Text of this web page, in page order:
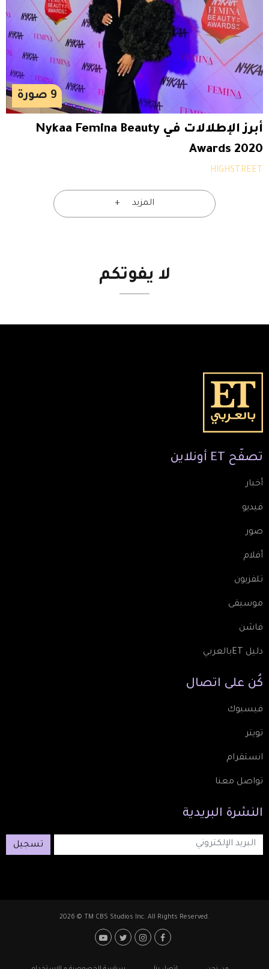
9 صورة
أبرز الإطلالات في Nykaa Femina Beauty
Awards 2020
HIGHSTREET
المزيد
لا يفوتكم
تصفّح ET أونلاين
أخبار
فيديو
صور
أفلام
تلفزيون
موسيقى
فاشن
دليل ETبالعربي
كُن على اتصال
فيسبوك
تويتر
انستقرام
تواصل معنا
النشرة البريدية
تسجيل
2026 © TM CBS Studios Inc. All Rights Reserved.
Footer: Social Media